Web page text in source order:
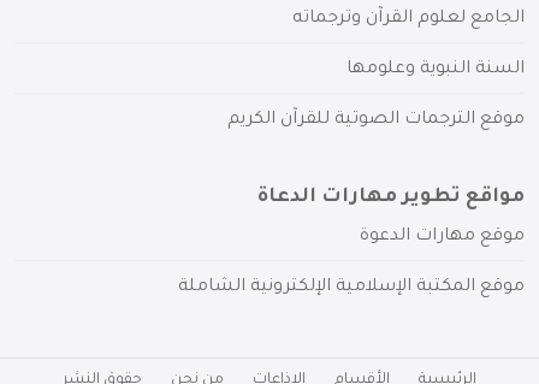
الجامع لعلوم القرآن وترجماته
السنة النبوية وعلومها
موقع الترجمات الصوتية للقرآن الكريم
مواقع تطوير مهارات الدعاة
موقع مهارات الدعوة
موقع المكتبة الإسلامية الإلكترونية الشاملة
الرئيسية الأقسام الإذاعات من نحن حقوق النشر